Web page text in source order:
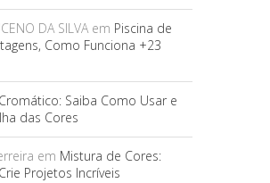
DA SILVAem Piscina de
Como Funciona +23
Saiba Como Usar e
das Cores
em Mistura de Cores:
Projetos Incríveis